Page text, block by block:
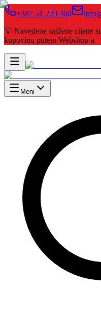
+387 51 229 400
💡 Navedene snižene cijene
kupovinu putem Webshop-a
Meni